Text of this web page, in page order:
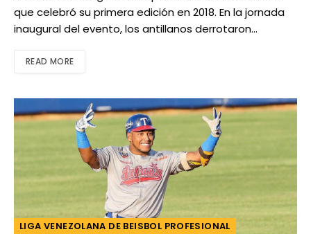
que celebró su primera edición en 2018. En la jornada
inaugural del evento, los antillanos derrotaron…
READ MORE
LIGA VENEZOLANA DE BEISBOL PROFESIONAL